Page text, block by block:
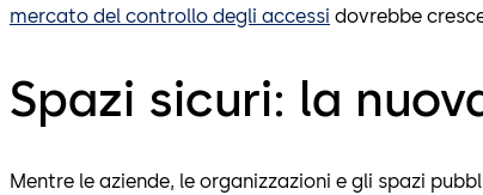
mercato del controllo degli accessi dovrebbe
Spazi sicuri: la
Mentre le aziende, le organizzazioni e gli spazi